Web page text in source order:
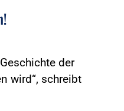
der
wird“, schreibt